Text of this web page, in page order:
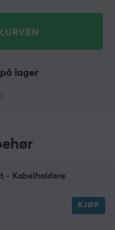
lager
- Kabelholdere
KJØP